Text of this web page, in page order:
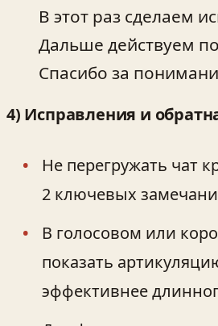
В этот раз сделаем
Дальше действуем
Спасибо за
4) Исправления и
Не перегружать чат
2 ключевых
В голосовом или
показать
эффективнее